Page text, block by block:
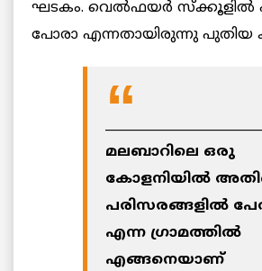
ഘടകം. വെല്‍ഫയര്‍ സ്‌ക്കൂളില്‍
പോരാ എന്നതായിരുന്നു പുതിയ
മലബാറിലെ ഒരു
കോളനിയില്‍
പരിസരങ്ങളില്‍
എന്ന ഗ്രാമത്തില്‍
എങ്ങനെയാണ്